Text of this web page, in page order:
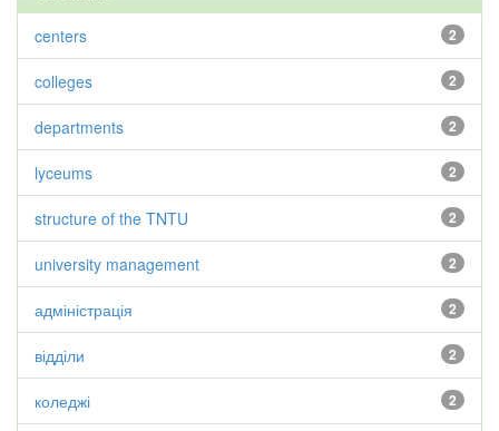
2
centers
2
colleges
2
departments
2
lyceums
2
structure of the TNTU
2
university management
2
адміністрація
2
відділи
2
коледжі